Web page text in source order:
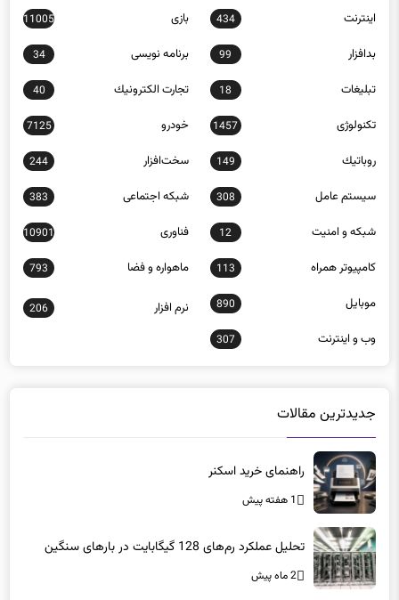
اينترنت 434 بازی 11005
بدافزار 99 برنامه نويسی 34
تبلیغات 18 تجارت الكترونيك 40
تکنولوژی 1457 خودرو 7125
روباتيك 149 سخت‌افزار 244
سيستم عامل 308 شبكه اجتماعی 383
شبكه و امنيت 12 فناوری 10901
كامپيوتر همراه 113 ماهواره و فضا 793
موبايل 890 نرم افزار 206
وب و اينترنت 307
جدیدترین مقالات
راهنمای خرید اسکنر
1 هفته پیش
تحلیل عملکرد رم‌های 128 گیگابایت در بارهای سنگین
2 ماه پیش